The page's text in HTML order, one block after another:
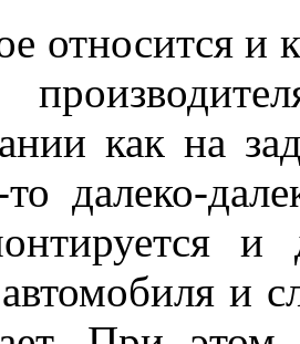
относится
как на
далеко-
и
и